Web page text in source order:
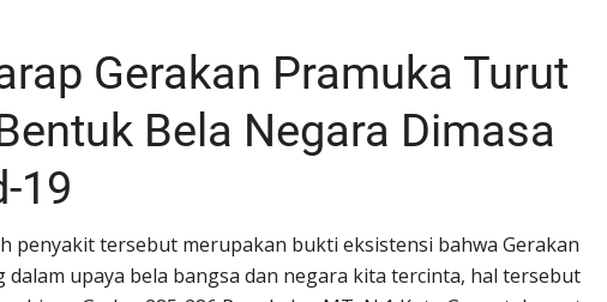
Gerakan Pramuka Turut
Bela Negara Dimasa
19
penyakit tersebut merupakan bukti eksistensi bahwa Gerakan
upaya bela bangsa dan negara kita tercinta, hal tersebut